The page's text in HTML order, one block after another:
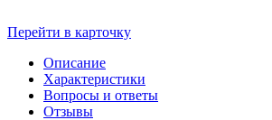
Перейти в карточку
Описание
Характеристики
Вопросы и ответы
Отзывы